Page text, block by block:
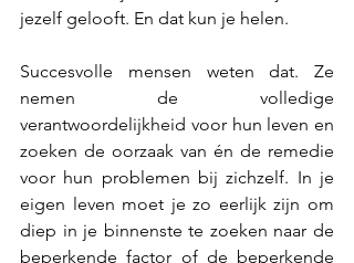
jezelf gelooft. En dat kun je helen.
Succesvolle mensen weten dat. Ze
nemen de volledige
verantwoordelijkheid voor hun leven en
zoeken de oorzaak van én de remedie
voor hun problemen bij zichzelf. In je
eigen leven moet je zo eerlijk zijn om
diep in je binnenste te zoeken naar de
beperkende factor of de beperkende